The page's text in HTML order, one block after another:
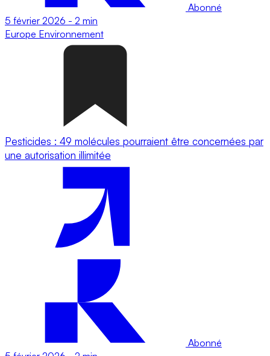
Abonné
5 février 2026 - 2 min
Europe Environnement
Pesticides : 49 molécules pourraient être concernées par
une autorisation illimitée
Abonné